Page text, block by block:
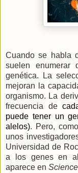
Cuando se habla
suelen
genética. La
mejoran la
organismo. La
frecuencia de
puede tener un
alelos). Pero,
unos
Universidad de
a los genes en
aparece en Science